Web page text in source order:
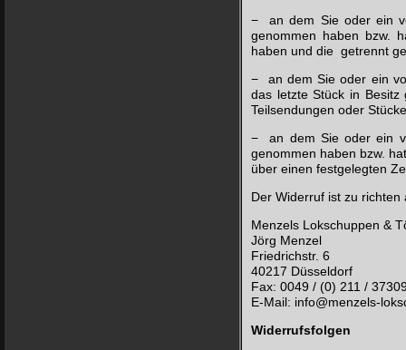
− an dem Sie oder ein
genommen haben bzw.
haben und die getrennt
− an dem Sie oder ein
das letzte Stück in
Teilsendungen oder
− an dem Sie oder ein
genommen haben bzw.
über einen festgelegten
Der Widerruf ist zu richten
Menzels Lokschuppen &
Jörg Menzel
Friedrichstr. 6
40217 Düsseldorf
Fax: 0049 / (0) 211 /
E-Mail: info@menzels-
Widerrufsfolgen